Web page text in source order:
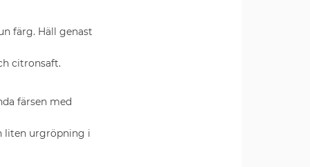
färg. Häll genast
citronsaft.
färsen med
liten urgröpning i